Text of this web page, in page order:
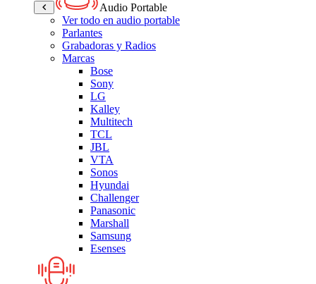
Audio Portable
Ver todo en audio portable
Parlantes
Grabadoras y Radios
Marcas
Bose
Sony
LG
Kalley
Multitech
TCL
JBL
VTA
Sonos
Hyundai
Challenger
Panasonic
Marshall
Samsung
Esenses